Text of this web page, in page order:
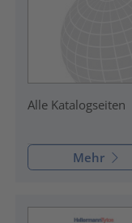
Alle Katalogseiten
Mehr